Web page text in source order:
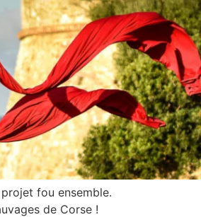
fou ensemble.
de Corse !